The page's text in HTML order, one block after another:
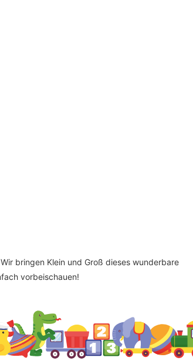
bringen Klein und Groß dieses wunderbare
vorbeischauen!